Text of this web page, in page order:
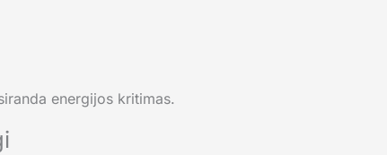
energijos kritimas.